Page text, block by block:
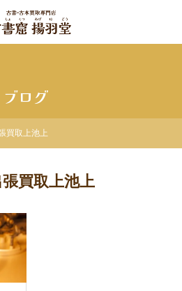
ブログ
買取上池上
買取上池上